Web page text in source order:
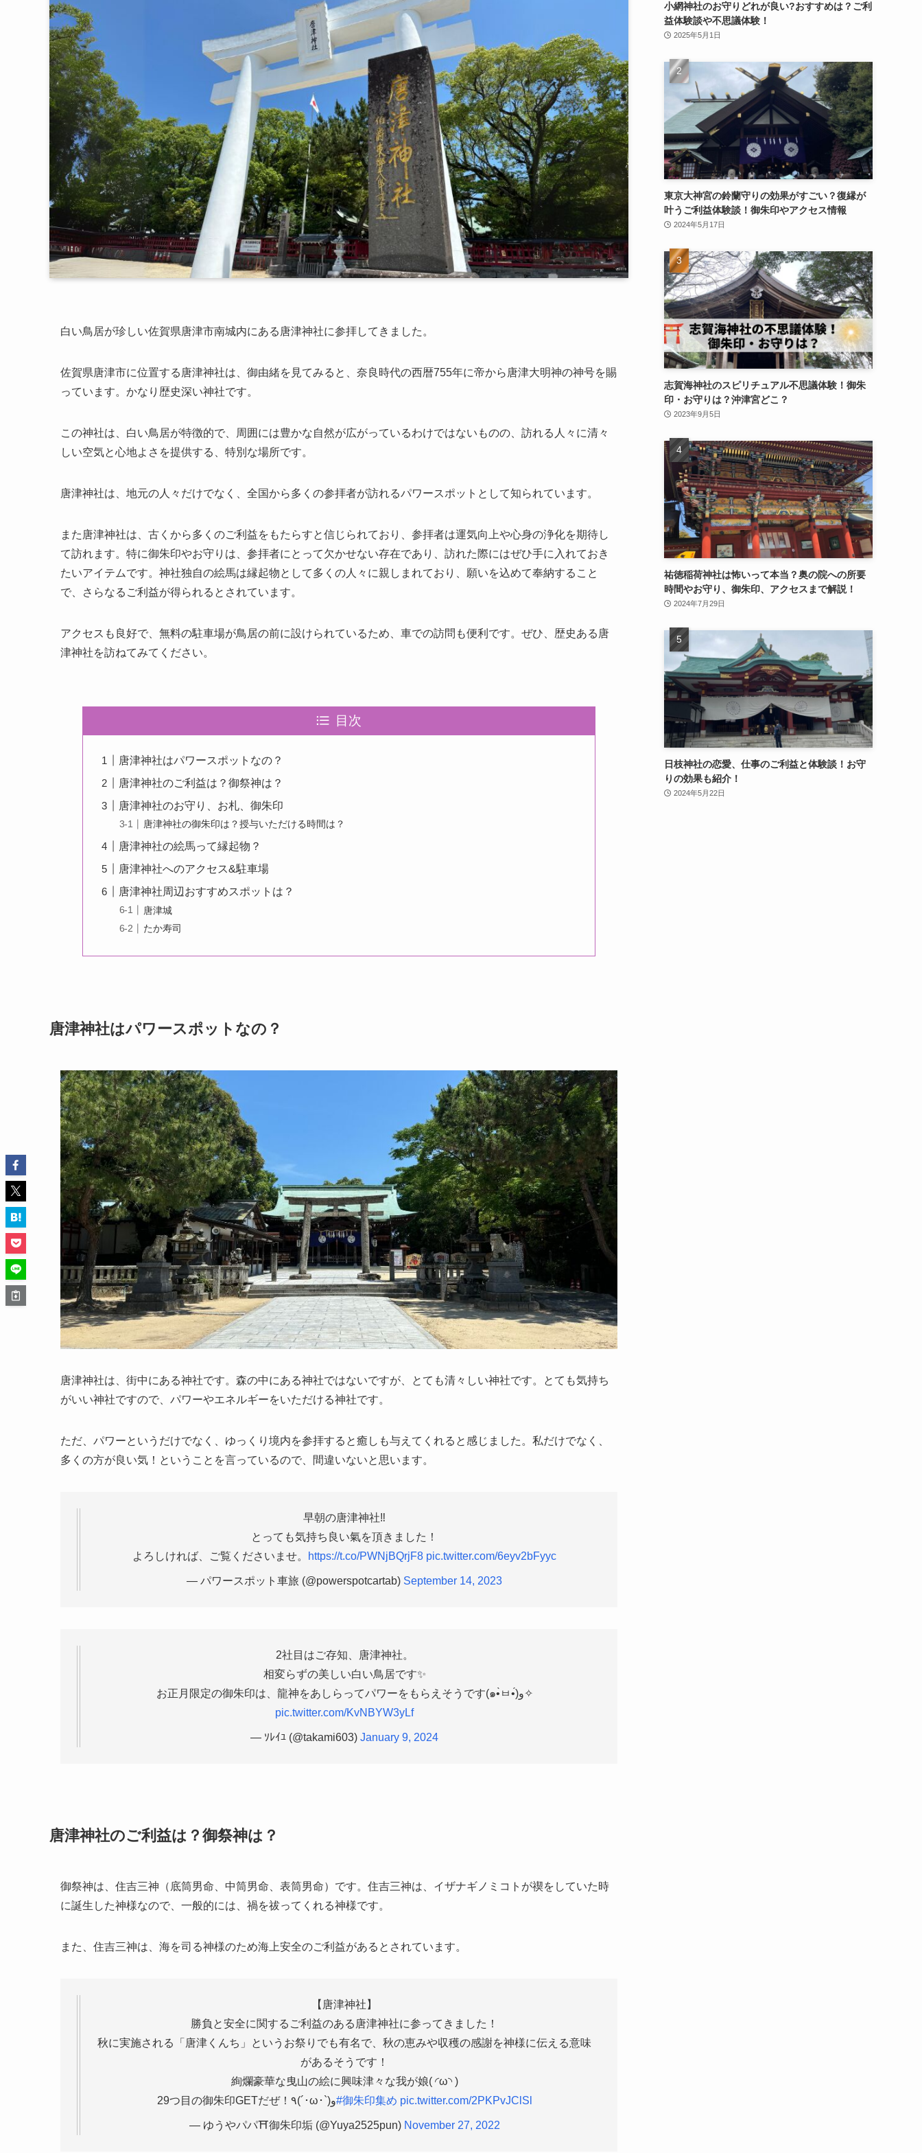
白い鳥居が珍しい佐賀県唐津市南城内にある唐津神社に参拝してきました。
佐賀県唐津市に位置する唐津神社は、御由緒を見てみると、奈良時代の西暦755年に帝から唐津大明神の神号を賜
っています。かなり歴史深い神社です。
この神社は、白い鳥居が特徴的で、周囲には豊かな自然が広がっているわけではないものの、訪れる人々に清々
しい空気と心地よさを提供する、特別な場所です。
唐津神社は、地元の人々だけでなく、全国から多くの参拝者が訪れるパワースポットとして知られています。
また唐津神社は、古くから多くのご利益をもたらすと信じられており、参拝者は運気向上や心身の浄化を期待し
て訪れます。特に御朱印やお守りは、参拝者にとって欠かせない存在であり、訪れた際にはぜひ手に入れておき
たいアイテムです。神社独自の絵馬は縁起物として多くの人々に親しまれており、願いを込めて奉納すること
で、さらなるご利益が得られるとされています。
アクセスも良好で、無料の駐車場が鳥居の前に設けられているため、車での訪問も便利です。ぜひ、歴史ある唐
津神社を訪ねてみてください。
目次
唐津神社はパワースポットなの？
唐津神社のご利益は？御祭神は？
唐津神社のお守り、お札、御朱印
唐津神社の御朱印は？授与いただける時間は？
唐津神社の絵馬って縁起物？
唐津神社へのアクセス&駐車場
唐津神社周辺おすすめスポットは？
唐津城
たか寿司
唐津神社はパワースポットなの？
唐津神社は、街中にある神社です。森の中にある神社ではないですが、とても清々しい神社です。とても気持ち
がいい神社ですので、パワーやエネルギーをいただける神社です。
ただ、パワーというだけでなく、ゆっくり境内を参拝すると癒しも与えてくれると感じました。私だけでなく、
多くの方が良い気！ということを言っているので、間違いないと思います。
早朝の唐津神社‼️
とっても気持ち良い氣を頂きました！
よろしければ、ご覧くださいませ。
https://t.co/PWNjBQrjF8 pic.twitter.com/6eyv2bFyyc
— パワースポット車旅 (@powerspotcartab) September 14, 2023
2社目はご存知、唐津神社。
相変らずの美しい白い鳥居です✨
お正月限定の御朱印は、龍神をあしらってパワーをもらえそうです(๑•̀ㅂ•́)و✧
pic.twitter.com/KvNBYW3yLf
— ｿﾚｲﾕ (@takami603) January 9, 2024
唐津神社のご利益は？御祭神は？
御祭神は、住吉三神（底筒男命、中筒男命、表筒男命）です。住吉三神は、イザナギノミコトが禊をしていた時
に誕生した神様なので、一般的には、禍を祓ってくれる神様です。
また、住吉三神は、海を司る神様のため海上安全のご利益があるとされています。
【唐津神社】
勝負と安全に関するご利益のある唐津神社に参ってきました！
秋に実施される「唐津くんち」というお祭りでも有名で、秋の恵みや収穫の感謝を神様に伝える意味
があるそうです！
絢爛豪華な曳山の絵に興味津々な我が娘( ◜ω◝ )
29つ目の御朱印GETだぜ！٩(´･ω･`)و#御朱印集め pic.twitter.com/2PKPvJClSl
— ゆうやパパ⛩️御朱印垢 (@Yuya2525pun) November 27, 2022
小網神社のお守りどれが良い?おすすめは？ご利
益体験談や不思議体験！
2025年5月1日
東京大神宮の鈴蘭守りの効果がすごい？復縁が
叶うご利益体験談！御朱印やアクセス情報
2024年5月17日
志賀海神社のスピリチュアル不思議体験！御朱
印・お守りは？沖津宮どこ？
2023年9月5日
祐徳稲荷神社は怖いって本当？奥の院への所要
時間やお守り、御朱印、アクセスまで解説！
2024年7月29日
日枝神社の恋愛、仕事のご利益と体験談！お守
りの効果も紹介！
2024年5月22日